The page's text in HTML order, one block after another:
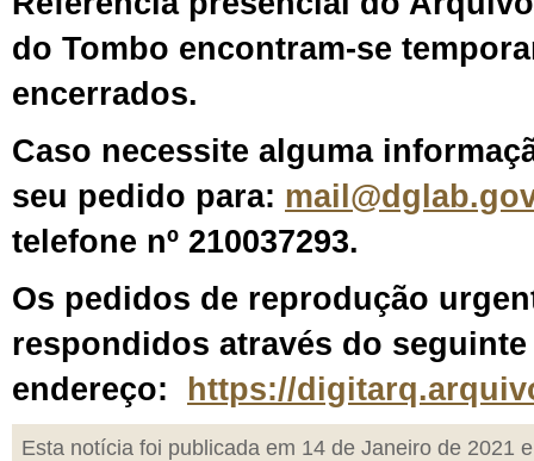
do Tombo encontram-se
encerrados.
Caso necessite alguma
seu pedido para:
telefone nº 210037293.
Os pedidos de reprodução
respondidos através do seguinte
endereço: https://
Esta notícia foi publicada em 14 de Janeiro de 2021 e